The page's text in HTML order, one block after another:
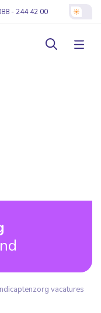
- 244 42 00
vacatures